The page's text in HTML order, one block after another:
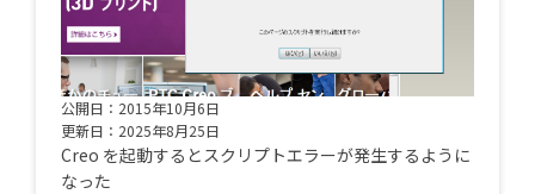
公開日：2015年10月6日
更新日：2025年8月25日
Creo を起動するとスクリプトエラーが発生するように
なった